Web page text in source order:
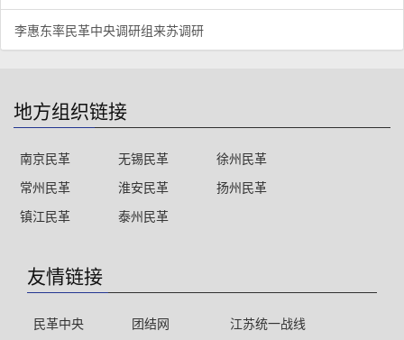
李惠东率民革中央调研组来苏调研
地方组织链接
南京民革 无锡民革
徐州民革
常州民革
淮安民革
扬州民革
镇江民革
泰州民革
友情链接
民革中央 团结网 江苏统一战线